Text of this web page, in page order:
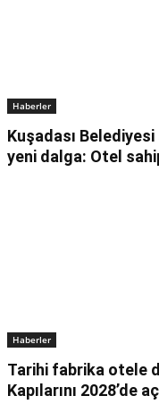
Haberler
Kuşadası
yeni dalga: Otel
Haberler
Tarihi fabrika otele
Kapılarını 2028’de